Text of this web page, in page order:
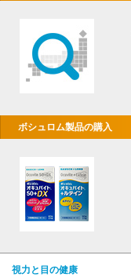
ボシュロム製品の購入
視力と目の健康